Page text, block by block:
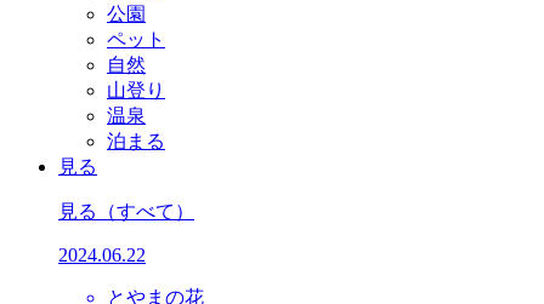
公園
ペット
自然
山登り
温泉
泊まる
見る
見る （すべて）
2024.06.22
とやまの花